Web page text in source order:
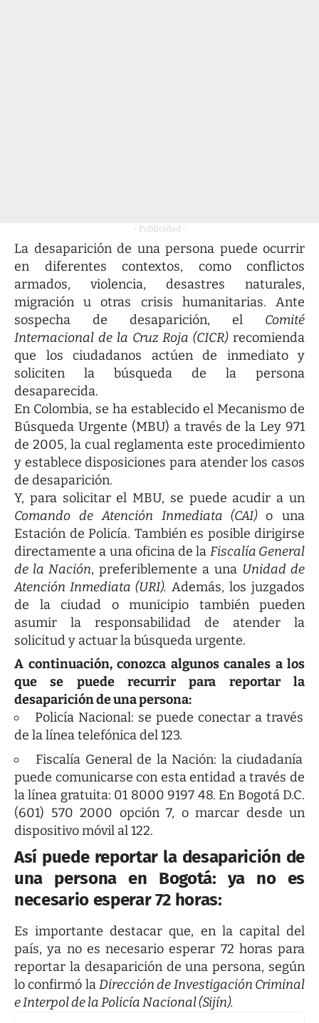
- Publicidad -
La desaparición de una persona puede ocurrir
en diferentes contextos, como conflictos
armados, violencia, desastres naturales,
migración u otras crisis humanitarias. Ante
sospecha de desaparición, el Comité
Internacional de la Cruz Roja (CICR)recomienda
que los ciudadanos actúen de inmediato y
soliciten la búsqueda de la persona
desaparecida.
En Colombia, se ha establecido el Mecanismo de
Búsqueda Urgente (MBU) a través de la Ley 971
de 2005, la cual reglamenta este procedimiento
y establece disposiciones para atender los casos
de desaparición.
Y, para solicitar el MBU, se puede acudir a un
Comando de Atención Inmediata (CAI)o una
Estación de Policía. También es posible dirigirse
directamente a una oficina de la Fiscalía General
de la Nación, preferiblemente a una Unidad de
Atención Inmediata (URI). Además, los juzgados
de la ciudad o municipio también pueden
asumir la responsabilidad de atender la
solicitud y actuar la búsqueda urgente.
A continuación, conozca algunos canales a los
que se puede recurrir para reportar la
desaparición de una persona:
Policía Nacional: se puede conectar a través
de la línea telefónica del 123.
Fiscalía General de la Nación: la ciudadanía
puede comunicarse con esta entidad a través de
la línea gratuita: 01 8000 9197 48. En Bogotá D.C.
(601) 570 2000 opción 7, o marcar desde un
dispositivo móvil al 122.
Así puede reportar la desaparición de
una persona en Bogotá: ya no es
necesario esperar 72 horas:
Es importante destacar que, en la capital del
país, ya no es necesario esperar 72 horas para
reportar la desaparición de una persona, según
lo confirmó laDirección de Investigación Criminal
e Interpol de la Policía Nacional (Sijín).